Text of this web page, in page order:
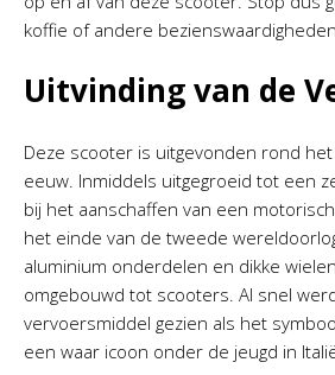
koffie of andere
Uitvinding van de
Deze scooter is uitgevonden rond
eeuw. Inmiddels uitgegroeid tot een
bij het aanschaffen van een
het einde van de tweede
aluminium onderdelen en dikke
omgebouwd tot scooters. Al snel
vervoersmiddel gezien als het
een waar icoon onder de jeugd in